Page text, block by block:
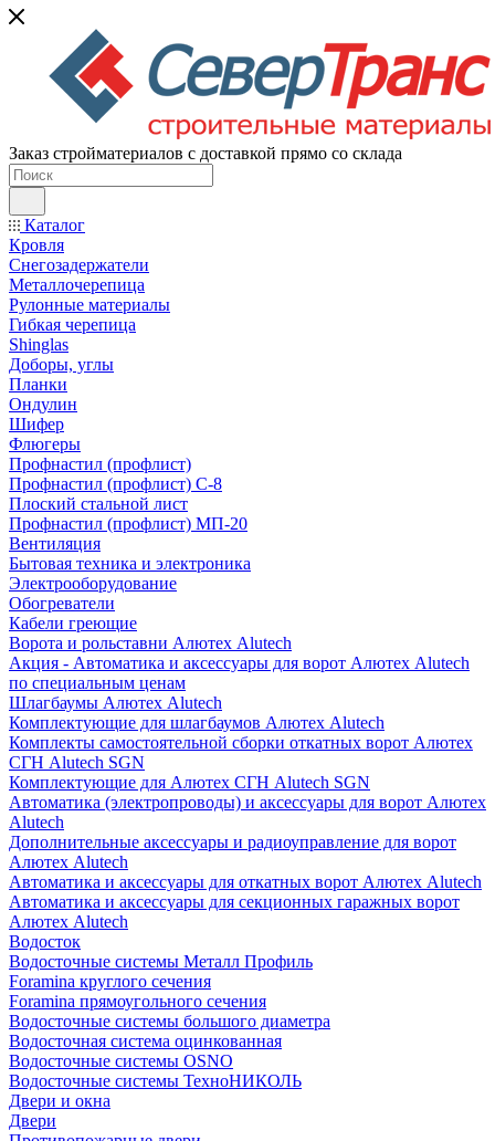
Заказ стройматериалов с доставкой прямо со склада
Каталог
Кровля
Снегозадержатели
Металлочерепица
Рулонные материалы
Гибкая черепица
Shinglas
Доборы, углы
Планки
Ондулин
Шифер
Флюгеры
Профнастил (профлист)
Профнастил (профлист) С-8
Плоский стальной лист
Профнастил (профлист) МП-20
Вентиляция
Бытовая техника и электроника
Электрооборудование
Обогреватели
Кабели греющие
Ворота и рольставни Алютех Alutech
Акция - Автоматика и аксессуары для ворот Алютех Alutech
по специальным ценам
Шлагбаумы Алютех Alutech
Комплектующие для шлагбаумов Алютех Alutech
Комплекты самостоятельной сборки откатных ворот Алютех
СГН Alutech SGN
Комплектующие для Алютех СГН Alutech SGN
Автоматика (электропроводы) и аксессуары для ворот Алютех
Alutech
Дополнительные аксессуары и радиоуправление для ворот
Алютех Alutech
Автоматика и аксессуары для откатных ворот Алютех Alutech
Автоматика и аксессуары для секционных гаражных ворот
Алютех Alutech
Водосток
Водосточные системы Металл Профиль
Foramina круглого сечения
Foramina прямоугольного сечения
Водосточные системы большого диаметра
Водосточная система оцинкованная
Водосточные системы OSNO
Водосточные системы ТехноНИКОЛЬ
Двери и окна
Двери